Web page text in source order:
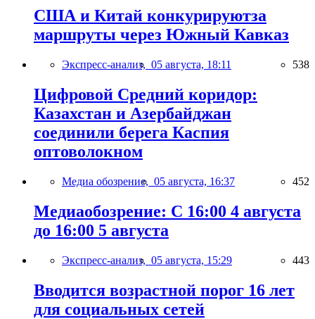
США и Китай конкурируютза
маршруты через Южный Кавказ
Экспресс-анализ, 05 августа, 18:11 538
Цифровой Средний коридор:
Казахстан и Азербайджан
соединили берега Каспия
оптоволокном
Медиа обозрение, 05 августа, 16:37 452
Медиаобозрение: С 16:00 4 августа
до 16:00 5 августа
Экспресс-анализ, 05 августа, 15:29 443
Вводится возрастной порог 16 лет
для социальных сетей